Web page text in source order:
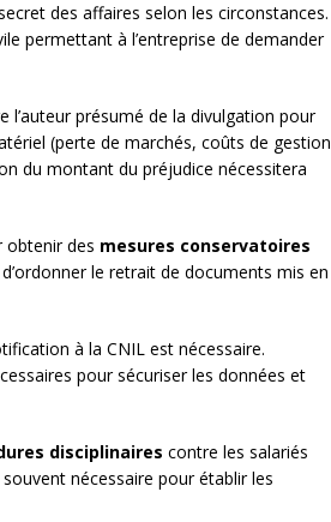
des affaires selon les circonstances.
permettant à l’entreprise de demander
l’auteur présumé de la divulgation pour
(perte de marchés, coûts de gestion
du montant du préjudice nécessitera
obtenir des mesures conservatoires
le retrait de documents mis en
à la CNIL est nécessaire.
pour sécuriser les données et
disciplinaires contre les salariés
nécessaire pour établir les